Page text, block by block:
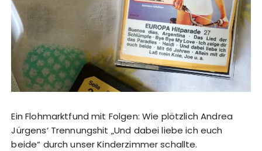
Ein Flohmarktfund mit Folgen: Wie plötzlich Andrea
Jürgens‘ Trennungshit „Und dabei liebe ich euch
beide“ durch unser Kinderzimmer schallte.